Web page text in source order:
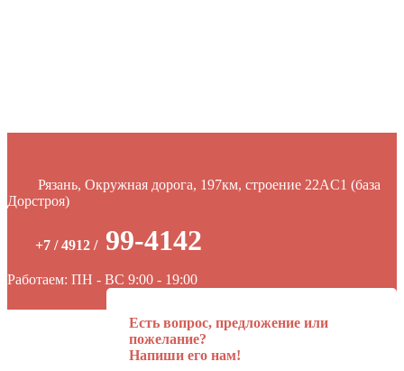
Рязань, Окружная дорога, 197км, строение 22АC1 (база
Дорстроя)
+7 / 4912 / 99-4142
Работаем: ПН - ВС 9:00 - 19:00
Есть вопрос, предложение или
пожелание?
Напиши его нам!